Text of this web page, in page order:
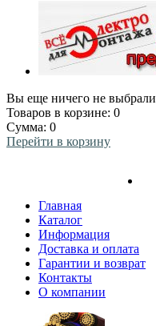
Вы еще ничего не выбрали
Товаров в корзине: 0
Сумма: 0
Перейти в корзину
Главная
Каталог
Информация
Доставка и оплата
Гарантии и возврат
Контакты
О компании